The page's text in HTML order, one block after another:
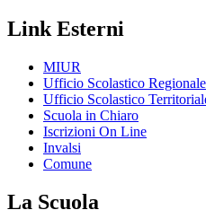
Link Esterni
MIUR
Ufficio Scolastico Regionale
Ufficio Scolastico
Scuola in Chiaro
Iscrizioni On Line
Invalsi
Comune
La Scuola